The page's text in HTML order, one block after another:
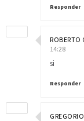
Responder
ROBERTO
14:28
si
Responder